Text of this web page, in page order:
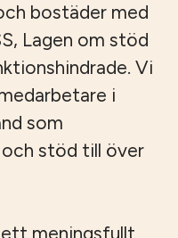
bostäder med
Lagen om stöd
Vi
i
som
stöd till över
ett meningsfullt